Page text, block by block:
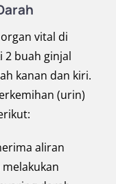
vital di
2 buah ginjal
kanan dan kiri.
(urin)
aliran